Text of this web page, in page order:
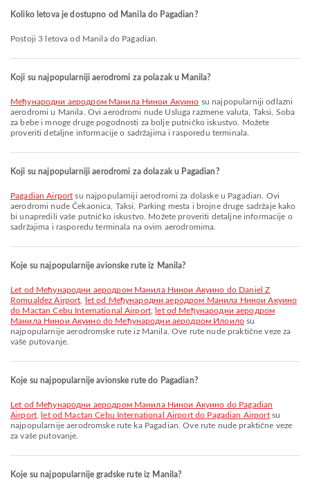
Koliko letova je dostupno od Manila do Pagadian?
Postoji 3 letova od Manila do Pagadian.
Koji su najpopularniji aerodromi za polazak u Manila?
Међународни аеродром Манила Нинои Акуино su najpopularniji odlazni
aerodromi u Manila. Ovi aerodromi nude Usluga razmene valuta, Taksi, Soba
za bebe i mnoge druge pogodnosti za bolje putničko iskustvo. Možete
proveriti detaljne informacije o sadržajima i rasporedu terminala.
Koji su najpopularniji aerodromi za dolazak u Pagadian?
Pagadian Airport su najpopularniji aerodromi za dolaske u Pagadian. Ovi
aerodromi nude Čekaonica, Taksi, Parking mesta i brojne druge sadržaje kako
bi unapredili vaše putničko iskustvo. Možete proveriti detaljne informacije o
sadržajima i rasporedu terminala na ovim aerodromima.
Koje su najpopularnije avionske rute iz Manila?
let od Међународни аеродром Манила Нинои Акуино do Daniel Z
Romualdez Airport
let od Међународни аеродром Манила Нинои Акуино
do Mactan Cebu International Airport
let od Међународни аеродром
Манила Нинои Акуино do Међународни аеродром Илоило su
najpopularnije aerodromske rute iz Manila. Ove rute nude praktične veze za
vaše putovanje.
Koje su najpopularnije avionske rute do Pagadian?
let od Међународни аеродром Манила Нинои Акуино do Pagadian
Airport, let od Mactan Cebu International Airport do Pagadian Airportsu
najpopularnije aerodromske rute ka Pagadian. Ove rute nude praktične veze
za vaše putovanje.
Koje su najpopularnije gradske rute iz Manila?